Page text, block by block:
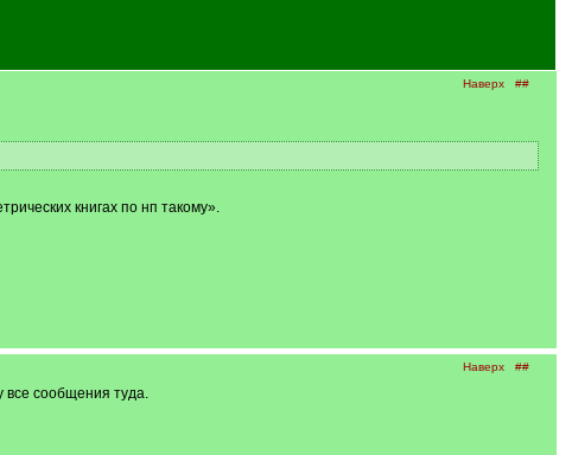
Наверх ##
книгах по нп такому».
Наверх ##
все сообщения туда.